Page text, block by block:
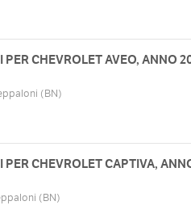
PER CHEVROLET AVEO, ANNO
(BN)
PER CHEVROLET CAPTIVA,
(BN)